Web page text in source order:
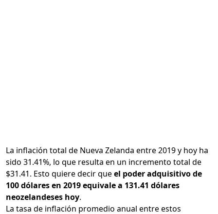
La inflación total de Nueva Zelanda entre 2019 y hoy ha
sido 31.41%, lo que resulta en un incremento total de
$31.41. Esto quiere decir queel poder adquisitivo de
100 dólares en 2019 equivale a 131.41 dólares
neozelandeses hoy.
La tasa de inflación promedio anual entre estos